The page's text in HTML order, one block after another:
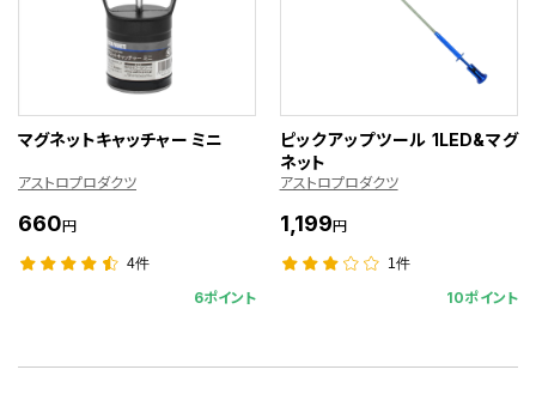
マグネットキャッチャー ミニ
アストロプロダクツ
660円
4件
6ポイント
ピックアップツール 1LED&マグ
ネット
アストロプロダクツ
1,199円
1件
10ポイント